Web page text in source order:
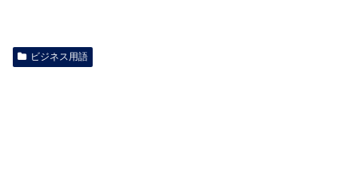
ビジネス用語